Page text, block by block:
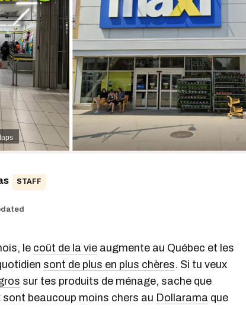
STAFF
le coût de la vie augmente au Québec et les
sont de plus en plus chères. Si tu veux
sur tes produits de ménage, sache que
sont beaucoup moins chers au Dollarama que